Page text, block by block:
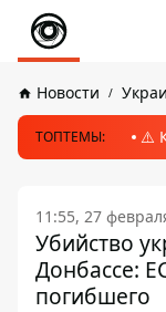
Новости
ТОПТЕМЫ: ⚠️
11:55, 27
Убийство
Донбассе:
погибшего